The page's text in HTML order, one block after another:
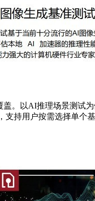
盖。以AI推理场景测
支持用户按需选择单